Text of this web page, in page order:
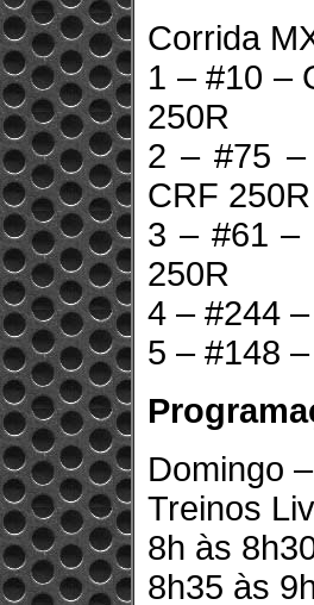
Corrida
1 – #10 –
250R
2 – #75 –
CRF 250R
3 – #61 –
250R
4 – #244
5 – #148
Domingo
Treinos
8h às
8h35 às